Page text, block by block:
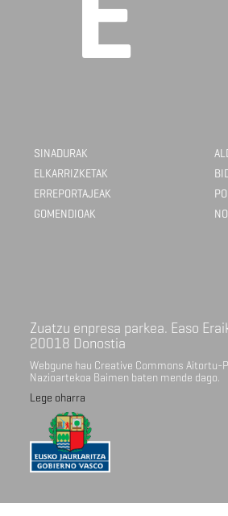
SINADURAK
ELKARRIZKETAK
ERREPORTAJEAK
GOMENDIOAK
Zuatzu enpresa parkea. Easo
20018 Donostia
Webgune hau Creative Commons Aitortu-
Nazioartekoa Baimen baten mende dago.
Lege oharra